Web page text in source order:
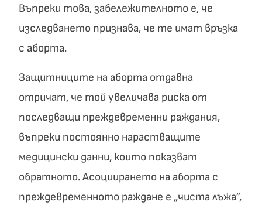
Въпреки това, забележителното е, че
изследването признава, че те имат връзка
с аборта.
Защитниците на аборта отдавна
отричат, че той увеличава риска от
последващи преждевременни раждания,
въпреки постоянно нарастващите
медицински данни, които показват
обратното. Асоциирането на аборта с
преждевременното раждане е „чиста лъжа”,